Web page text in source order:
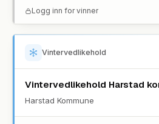
Logg inn for vinner
Vintervedlikehold
Vintervedlikehold Harstad
Harstad Kommune